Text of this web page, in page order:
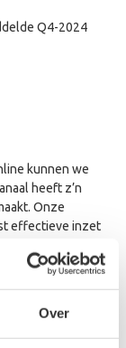
Over
Q4-2024
kunnen we
heeft z’n
Onze
effectieve inzet
Brabant
woonachtig
hebben